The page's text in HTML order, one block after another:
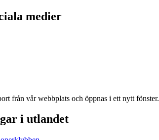
medier
från vår webbplats och öppnas i ett nytt fönster.
i utlandet